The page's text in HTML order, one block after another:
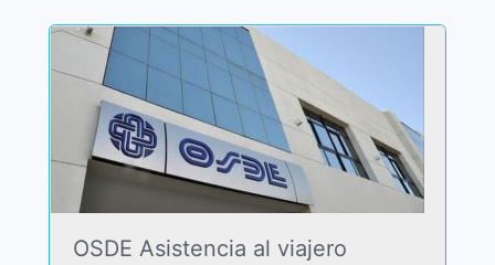
OSDE Asistencia al viajero